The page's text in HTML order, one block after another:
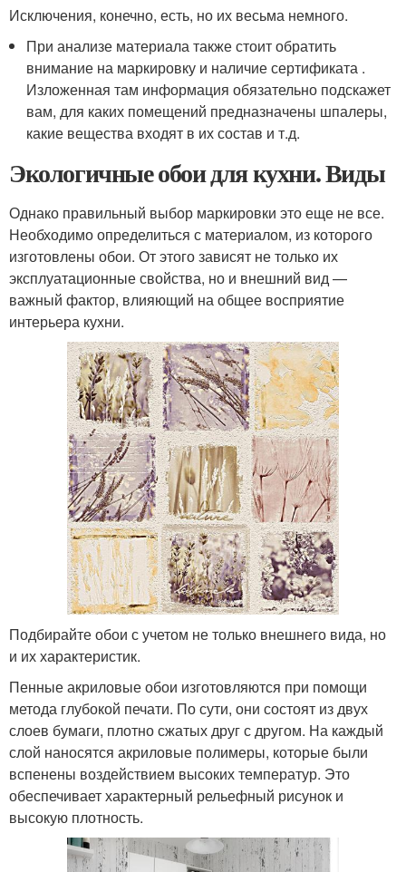
Исключения, конечно, есть, но их весьма немного.
При анализе материала также стоит обратить
внимание на маркировку и наличие сертификата .
Изложенная там информация обязательно подскажет
вам, для каких помещений предназначены шпалеры,
какие вещества входят в их состав и т.д.
Экологичные обои для кухни. Виды
Однако правильный выбор маркировки это еще не все.
Необходимо определиться с материалом, из которого
изготовлены обои. От этого зависят не только их
эксплуатационные свойства, но и внешний вид —
важный фактор, влияющий на общее восприятие
интерьера кухни.
Подбирайте обои с учетом не только внешнего вида, но
и их характеристик.
Пенные акриловые обои изготовляются при помощи
метода глубокой печати. По сути, они состоят из двух
слоев бумаги, плотно сжатых друг с другом. На каждый
слой наносятся акриловые полимеры, которые были
вспенены воздействием высоких температур. Это
обеспечивает характерный рельефный рисунок и
высокую плотность.